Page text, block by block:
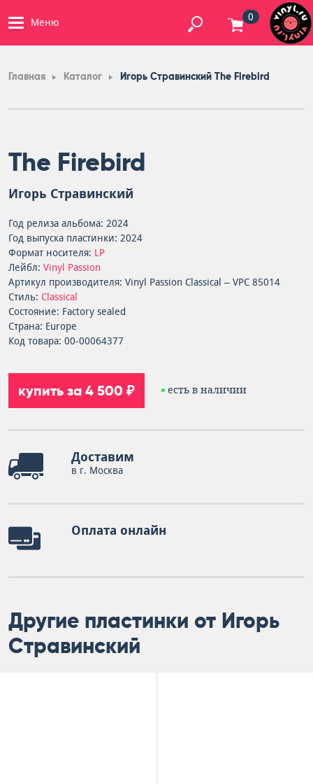
Меню 0
Главная Каталог Игорь Стравинский The Firebird
The Firebird
Игорь Стравинский
Год релиза альбома: 2024
Год выпуска пластинки: 2024
Формат носителя: LP
Лейбл: Vinyl Passion
Артикул производителя: Vinyl Passion Classical – VPC 85014
Стиль: Classical
Состояние: Factory sealed
Страна: Europe
Код товара: 00-00064377
купить за 4 500 ₽ есть в наличии
Доставим
в г. Москва
Оплата онлайн
Другие пластинки от Игорь
Стравинский